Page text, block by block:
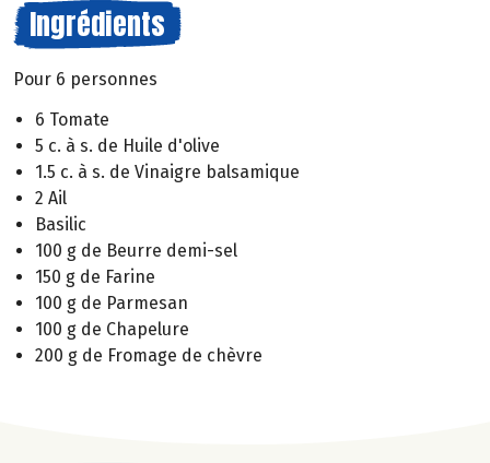
Ingrédients
Pour 6 personnes
6 Tomate
5 c. à s. de Huile d'olive
1.5 c. à s. de Vinaigre balsamique
2 Ail
Basilic
100 g de Beurre demi-sel
150 g de Farine
100 g de Parmesan
100 g de Chapelure
200 g de Fromage de chèvre